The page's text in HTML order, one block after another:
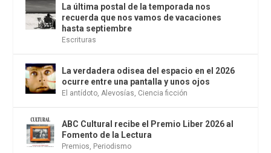
La última postal de la temporada nos
recuerda que nos vamos de vacaciones
hasta septiembre
Escrituras
La verdadera odisea del espacio en el 2026
ocurre entre una pantalla y unos ojos
El antídoto,Alevosías, Ciencia ficción
ABC Cultural recibe el Premio Liber 2026 al
Fomento de la Lectura
Premios, Periodismo